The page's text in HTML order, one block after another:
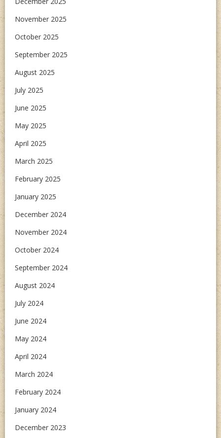
November 2025
October 2025
September 2025
August 2025
July 2025
June 2025
May 2025
April 2025
March 2025
February 2025
January 2025
December 2024
November 2024
October 2024
September 2024
August 2024
July 2024
June 2024
May 2024
April 2024
March 2024
February 2024
January 2024
December 2023